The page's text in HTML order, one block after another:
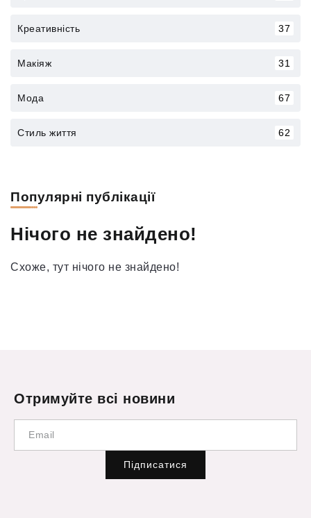
Креативність 37
Макіяж 31
Мода 67
Стиль життя 62
Популярні публікації
Нічого не знайдено!
Схоже, тут нічого не знайдено!
Отримуйте всі новини
Підписатися